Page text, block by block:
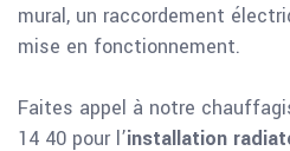
mural, un raccordement
mise en fonctionnement.
Faites appel à notre
14 40 pour l’installation